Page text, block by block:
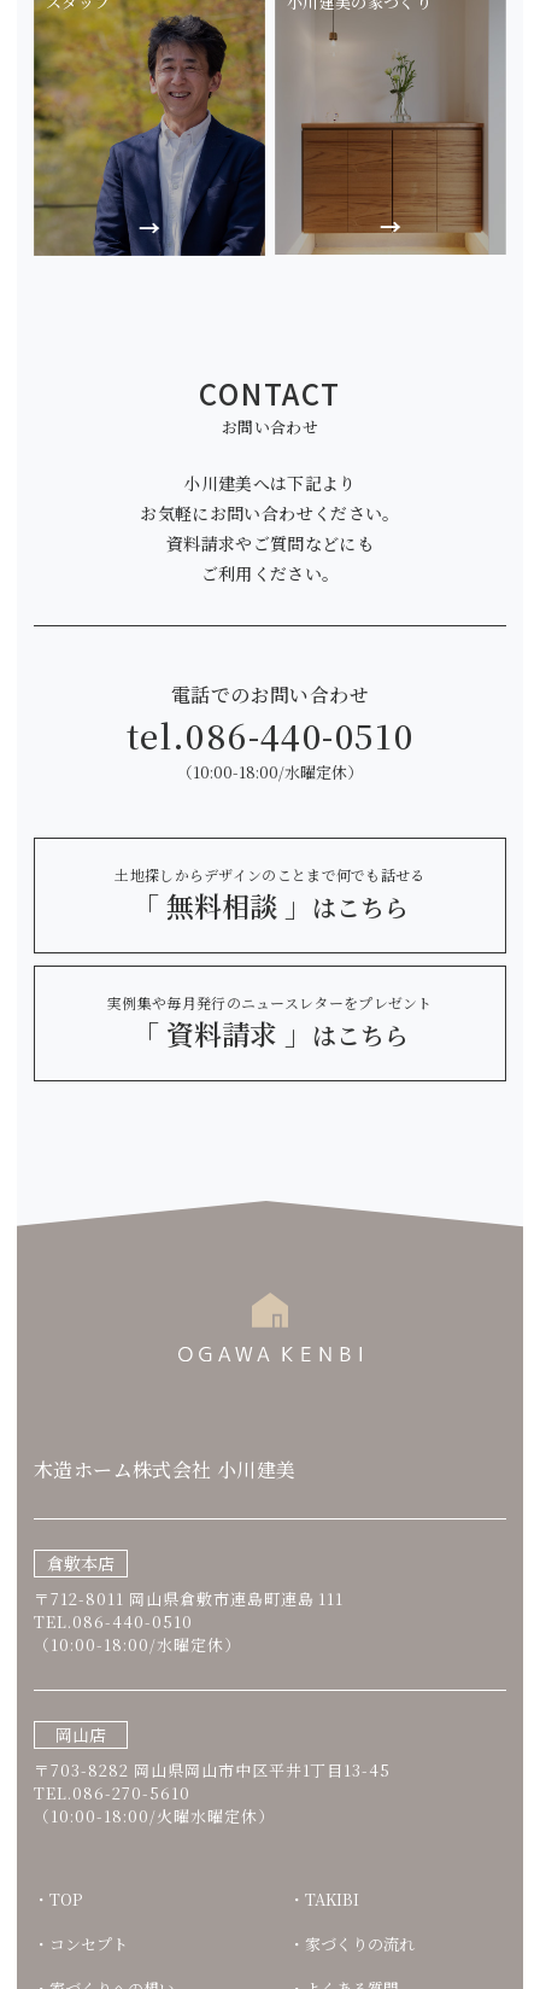
CONTACT
お問い合わせ
小川建美へは下記より
お気軽にお問い合わせください。
資料請求やご質問などにも
ご利用ください。
電話でのお問い合わせ
tel.086-440-0510
（10:00-18:00/水曜定休）
土地探しからデザインのことまで何でも話せる
「 無料相談 」 はこちら
実例集や毎月発行のニュースレターをプレゼント
「 資料請求 」 はこちら
木造ホーム株式会社 小川建美
倉敷本店
〒712-8011 岡山県倉敷市連島町連島 111
TEL.086-440-0510
（10:00-18:00/水曜定休）
岡山店
〒703-8282 岡山県岡山市中区平井1丁目13-45
TEL.086-270-5610
（10:00-18:00/火曜水曜定休）
TOP
コンセプト
TAKIBI
家づくりの流れ